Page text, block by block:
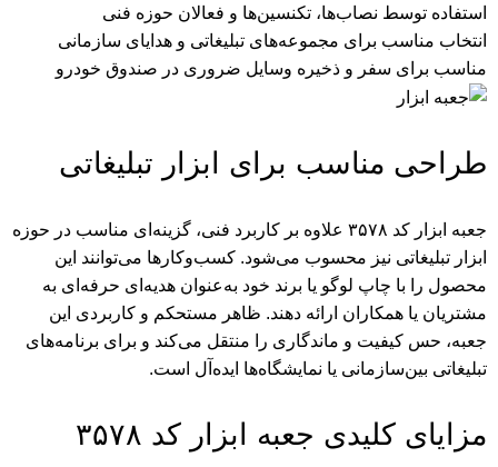
استفاده توسط نصاب‌ها، تکنسین‌ها و فعالان حوزه فنی
انتخاب مناسب برای مجموعه‌های تبلیغاتی و هدایای سازمانی
مناسب برای سفر و ذخیره وسایل ضروری در صندوق خودرو
طراحی مناسب برای ابزار تبلیغاتی
جعبه ابزار کد ۳۵۷۸ علاوه بر کاربرد فنی، گزینه‌ای مناسب در حوزه
ابزار تبلیغاتی نیز محسوب می‌شود. کسب‌وکارها می‌توانند این
محصول را با چاپ لوگو یا برند خود به‌عنوان هدیه‌ای حرفه‌ای به
مشتریان یا همکاران ارائه دهند. ظاهر مستحکم و کاربردی این
جعبه، حس کیفیت و ماندگاری را منتقل می‌کند و برای برنامه‌های
تبلیغاتی بین‌سازمانی یا نمایشگاه‌ها ایده‌آل است.
مزایای کلیدی جعبه ابزار کد ۳۵۷۸